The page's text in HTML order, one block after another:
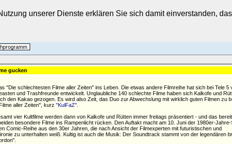
unserer Dienste erklären Sie sich damit einverstanden,
gucken
"Die schlechtesten Filme aller Zeiten" ins Leben. Die etwas andere Filmreihe hat sich bei Tele 5
und Trashfreunde entwickelt. Unglaubliche 140 schlechte Filme haben sich Kalkofe und
den Kakao gezogen. Es wird also Zeit, das Duo zur Abwechslung mit wirklich guten Filmen zu
aller Zeiten", kurz "KulFaZ".
vier Kultfilme werden dann von Kalkofe und Rütten immer freitags präsentiert - und das
besondere Filme ins Rampenlicht rücken. Den Auftakt macht am 10. Juni der 1980er-
Comic-Reihe aus den 30er Jahren, die nach Ansicht der Filmexperten mit futuristischen und
zu unterhalten weiß. Kultig ist auch die Musik: Der Soundtrack stammt von der legendären